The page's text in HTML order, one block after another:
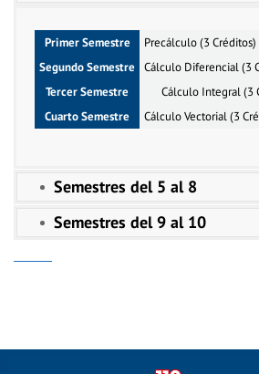
Primer Semestre
Segundo Semestre
Tercer Semestre
Cuarto Semestre
Precálculo (3 Créditos)
Cálculo Diferencial (3
Cálculo Integral (3
Cálculo Vectorial (3
Semestres del 5 al 8
Semestres del 9 al 10